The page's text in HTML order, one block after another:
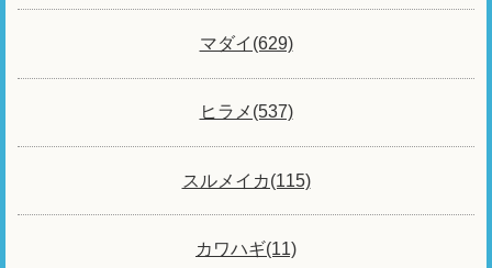
マダイ(629)
ヒラメ(537)
スルメイカ(115)
カワハギ(11)